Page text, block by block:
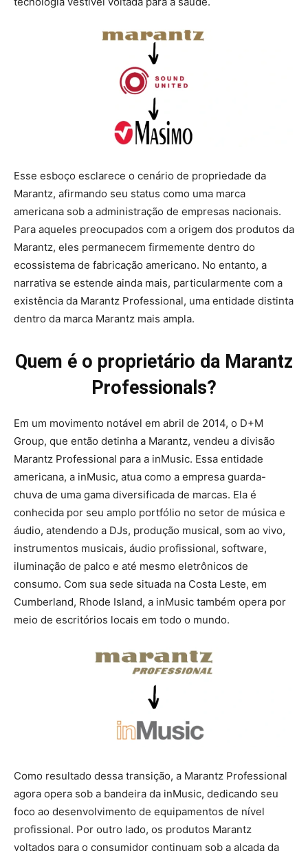
Esse esboço esclarece o cenário de propriedade da
Marantz, afirmando seu status como uma marca
americana sob a administração de empresas nacionais.
Para aqueles preocupados com a origem dos produtos da
Marantz, eles permanecem firmemente dentro do
ecossistema de fabricação americano. No entanto, a
narrativa se estende ainda mais, particularmente com a
existência da Marantz Professional, uma entidade distinta
dentro da marca Marantz mais ampla.
Quem é o proprietário da Marantz
Professionals?
Em um movimento notável em abril de 2014, o D+M
Group, que então detinha a Marantz, vendeu a divisão
Marantz Professional para a inMusic. Essa entidade
americana, a inMusic, atua como a empresa guarda-
chuva de uma gama diversificada de marcas. Ela é
conhecida por seu amplo portfólio no setor de música e
áudio, atendendo a DJs, produção musical, som ao vivo,
instrumentos musicais, áudio profissional, software,
iluminação de palco e até mesmo eletrônicos de
consumo. Com sua sede situada na Costa Leste, em
Cumberland, Rhode Island, a inMusic também opera por
meio de escritórios locais em todo o mundo.
Como resultado dessa transição, a Marantz Professional
agora opera sob a bandeira da inMusic, dedicando seu
foco ao desenvolvimento de equipamentos de nível
profissional. Por outro lado, os produtos Marantz
voltados para o consumidor continuam sob a alçada da